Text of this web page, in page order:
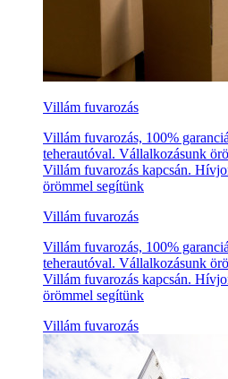
Villám fuvarozás
Villám fuvarozás, 100%
teherautóval. Vállalkozásunk
Villám fuvarozás kapcsán.
örömmel segítünk
Villám fuvarozás
Villám fuvarozás, 100%
teherautóval. Vállalkozásunk
Villám fuvarozás kapcsán.
örömmel segítünk
Villám fuvarozás